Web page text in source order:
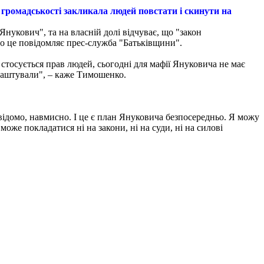
закликала людей повстати і скинути на
та на власній долі відчуває, що "закон
це повідомляє прес-служба "Батьківщини".
прав людей, сьогодні для мафії Януковича не має
– каже Тимошенко.
навмисно. І це є план Януковича безпосередньо. Я можу
покладатися ні на закони, ні на суди, ні на силові